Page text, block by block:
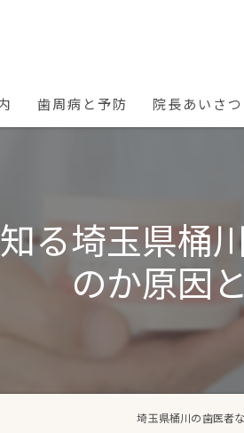
歯周病と予防 院長あいさつ
る埼玉県桶
のか原因
埼玉県桶川の歯医者